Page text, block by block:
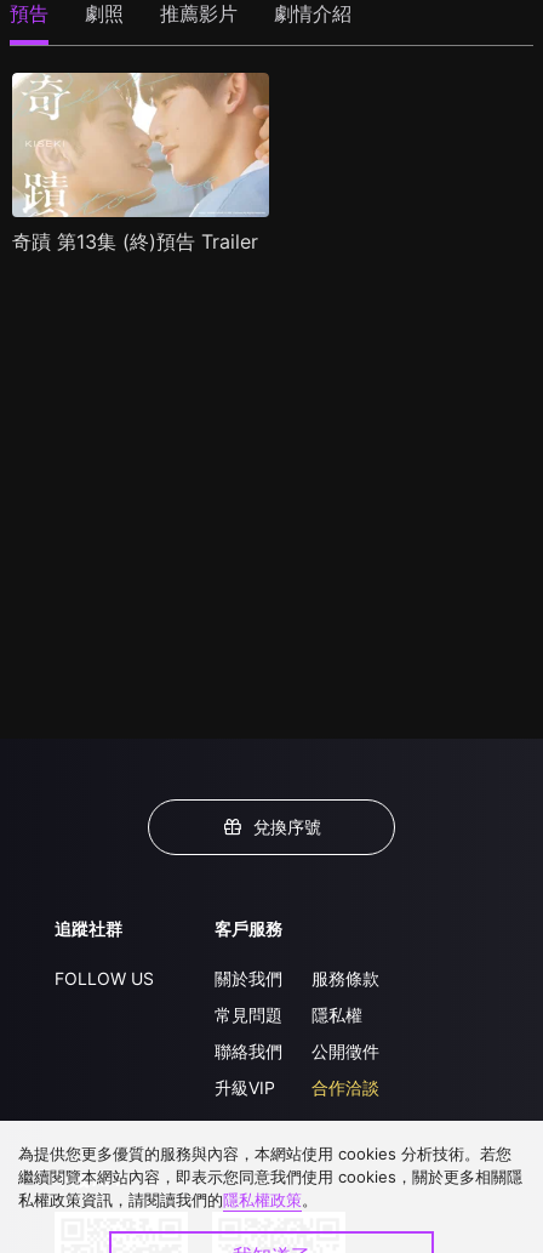
預告 劇照 推薦影片 劇情介紹
奇蹟 第13集 (終)預告 Trailer
兌換序號
追蹤社群
FOLLOW US
客戶服務
關於我們
常見問題
聯絡我們
升級VIP
服務條款
隱私權
公開徵件
合作洽談
下載 APP
為提供您更多優質的服務與內容，本網站使用 cookies 分析技術。若您
繼續閱覽本網站內容，即表示您同意我們使用 cookies，關於更多相關隱
私權政策資訊，請閱讀我們的隱私權政策。